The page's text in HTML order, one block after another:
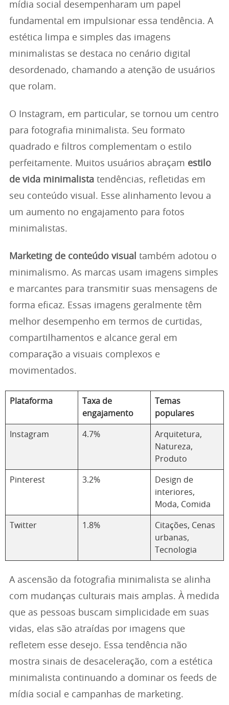
mídia social desempenharam um papel
fundamental em impulsionar essa tendência. A
estética limpa e simples das imagens
minimalistas se destaca no cenário digital
desordenado, chamando a atenção de usuários
que rolam.
O Instagram, em particular, se tornou um centro
para fotografia minimalista. Seu formato
quadrado e filtros complementam o estilo
perfeitamente. Muitos usuários abraçam estilo
de vida minimalista tendências, refletidas em
seu conteúdo visual. Esse alinhamento levou a
um aumento no engajamento para fotos
minimalistas.
Marketing de conteúdo visual também adotou o
minimalismo. As marcas usam imagens simples
e marcantes para transmitir suas mensagens de
forma eficaz. Essas imagens geralmente têm
melhor desempenho em termos de curtidas,
compartilhamentos e alcance geral em
comparação a visuais complexos e
movimentados.
Plataforma
Taxa de
engajamento
Temas
populares
Instagram 4.7%
Arquitetura,
Natureza,
Produto
Pinterest 3.2%
Design de
interiores,
Moda, Comida
Twitter 1.8%
Citações, Cenas
urbanas,
Tecnologia
A ascensão da fotografia minimalista se alinha
com mudanças culturais mais amplas. À medida
que as pessoas buscam simplicidade em suas
vidas, elas são atraídas por imagens que
refletem esse desejo. Essa tendência não
mostra sinais de desaceleração, com a estética
minimalista continuando a dominar os feeds de
mídia social e campanhas de marketing.